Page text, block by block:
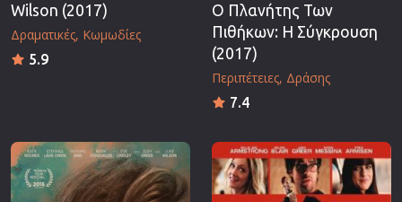
Wilson (2017)
Δραματικές Κωμωδίες
5.9
Ο Πλανήτης Των
Πιθήκων: Η Σύγκρουση
(2017)
Περιπέτειες Δράσης
7.4